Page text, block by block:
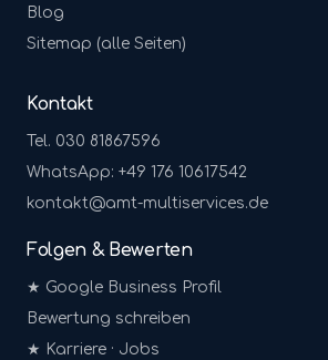
Blog
Sitemap (alle Seiten)
Kontakt
Tel. 030 81867596
WhatsApp: +49 176 10617542
kontakt@amt-multiservices.de
Folgen & Bewerten
★ Google Business Profil
Bewertung schreiben
★ Karriere · Jobs